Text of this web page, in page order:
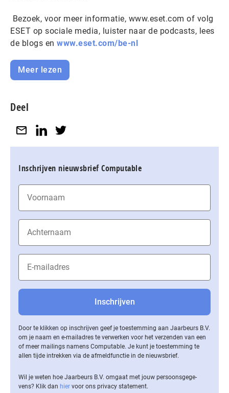
Bezoek, voor meer informatie, www.eset.com of volg
ESET op sociale media, luister naar de podcasts, lees
de blogs en www.eset.com/be-nl
Meer lezen
Deel
Inschrijven nieuwsbrief Computable
Door te klikken op inschrijven geef je toestemming aan Jaarbeurs B.V.
om je naam en e-mailadres te verwerken voor het verzenden van een
of meer mailings namens Computable. Je kunt je toestemming te
allen tijde intrekken via de af­meld­func­tie in de nieuwsbrief.
Wil je weten hoe Jaarbeurs B.V. omgaat met jouw per­soons­ge­ge­
vens? Klik dan hier voor ons privacy statement.